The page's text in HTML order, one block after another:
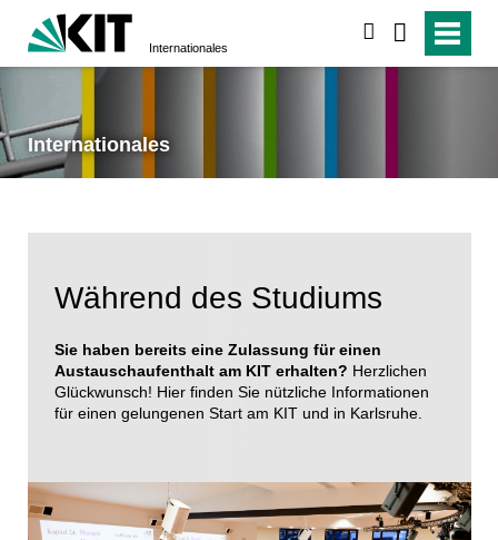
Internationales
Internationales
Während des Studiums
Sie haben bereits eine Zulassung für einen
Austauschaufenthalt am KIT erhalten? Herzlichen
Glückwunsch! Hier finden Sie nützliche Informationen
für einen gelungenen Start am KIT und in Karlsruhe.